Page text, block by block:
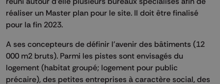
réaliser un Master plan pour le site. Il doit être finalisé
pour la fin 2023.
A ses concepteurs de définir l'avenir des bâtiments (12
000 m2 bruts). Parmi les pistes sont envisagés du
logement (habitat groupé; logement pour public
précaire), des petites entreprises à caractère social, des